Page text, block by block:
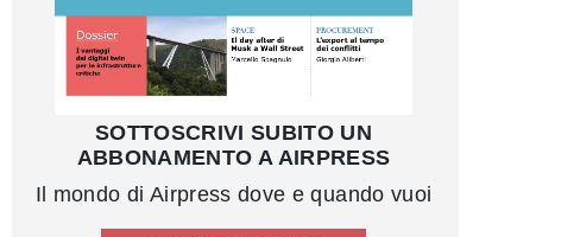
SOTTOSCRIVI SUBITO UN
ABBONAMENTO A AIRPRESS
Il mondo di Airpress dove e quando vuoi